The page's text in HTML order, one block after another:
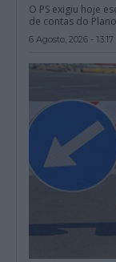
O PS exigiu hoje
de contas do
6 Agosto, 2026 - 13:17